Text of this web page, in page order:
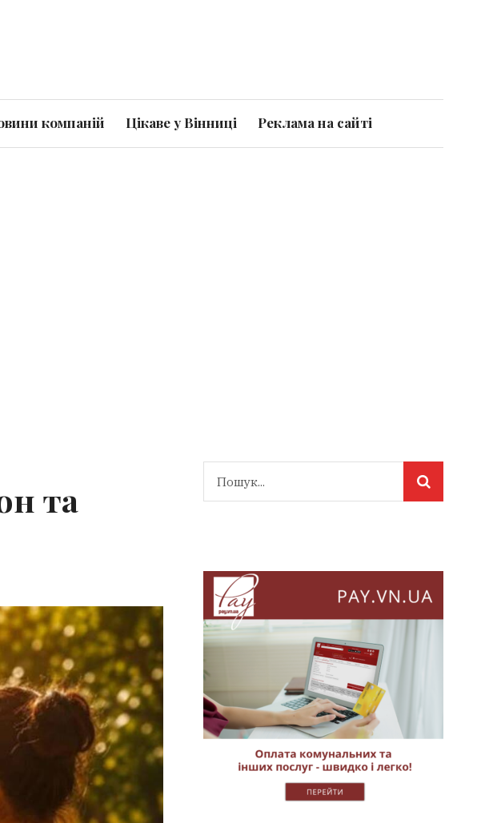
компаній Цікаве у Вінниці Реклама на сайті
та